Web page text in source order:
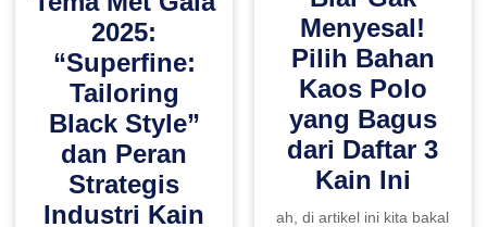
2025:
“Superfine:
Tailoring
Black Style”
dan Peran
Strategis
Industri Kain
Menyesal!
Pilih Bahan
Kaos Polo
yang Bagus
dari Daftar 3
Kain Ini
ah, di artikel ini kita bakal